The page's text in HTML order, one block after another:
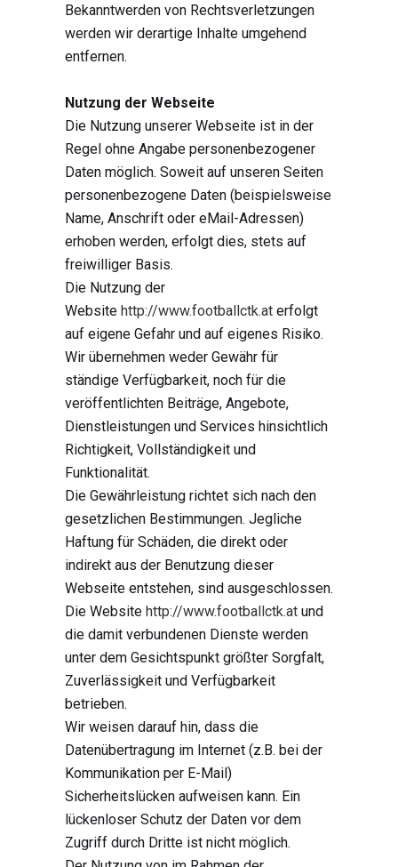
Bekanntwerden von Rechtsverletzungen
werden wir derartige Inhalte umgehend
entfernen.
Nutzung der Webseite
Die Nutzung unserer Webseite ist in der
Regel ohne Angabe personenbezogener
Daten möglich. Soweit auf unseren Seiten
personenbezogene Daten (beispielsweise
Name, Anschrift oder eMail-Adressen)
erhoben werden, erfolgt dies, stets auf
freiwilliger Basis.
Die Nutzung der
Website http://www.footballctk.at erfolgt
auf eigene Gefahr und auf eigenes Risiko.
Wir übernehmen weder Gewähr für
ständige Verfügbarkeit, noch für die
veröffentlichten Beiträge, Angebote,
Dienstleistungen und Services hinsichtlich
Richtigkeit, Vollständigkeit und
Funktionalität.
Die Gewährleistung richtet sich nach den
gesetzlichen Bestimmungen. Jegliche
Haftung für Schäden, die direkt oder
indirekt aus der Benutzung dieser
Webseite entstehen, sind ausgeschlossen.
Die Website http://www.footballctk.at und
die damit verbundenen Dienste werden
unter dem Gesichtspunkt größter Sorgfalt,
Zuverlässigkeit und Verfügbarkeit
betrieben.
Wir weisen darauf hin, dass die
Datenübertragung im Internet (z.B. bei der
Kommunikation per E-Mail)
Sicherheitslücken aufweisen kann. Ein
lückenloser Schutz der Daten vor dem
Zugriff durch Dritte ist nicht möglich.